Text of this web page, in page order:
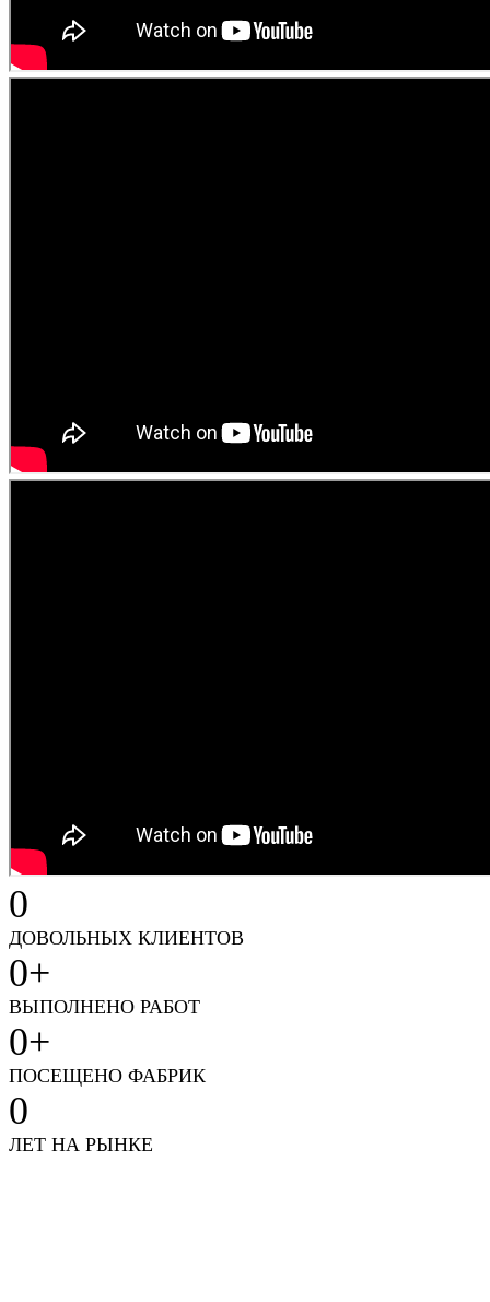
0
ДОВОЛЬНЫХ КЛИЕНТОВ
0+
ВЫПОЛНЕНО РАБОТ
0+
ПОСЕЩЕНО ФАБРИК
0
ЛЕТ НА РЫНКЕ